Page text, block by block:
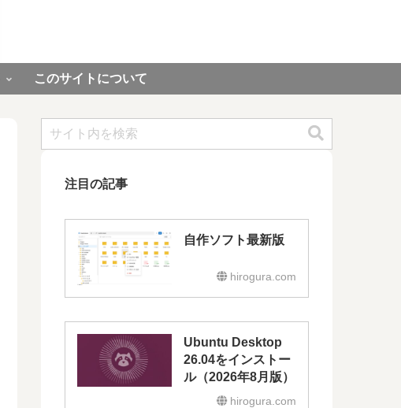
このサイトについて
注目の記事
自作ソフト最新版
hirogura.com
Ubuntu Desktop
26.04をインストー
ル（2026年8月版）
hirogura.com